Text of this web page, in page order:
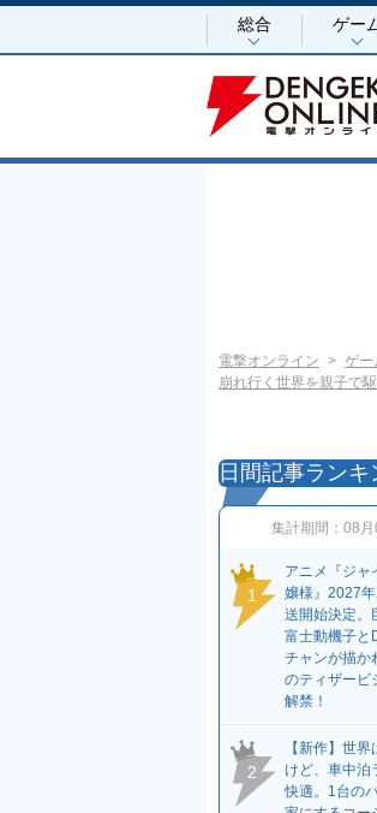
総合 ゲー
電撃オンライン ゲー
崩れ行く世界を親子で
日間記事ランキ
集計期間： 08月
1
アニメ『ジャ
嬢様』2027
送開始決定。
富士動機子と
チャンが描か
のティザービ
解禁！
2
【新作】世
けど、車中泊
快適。1台の